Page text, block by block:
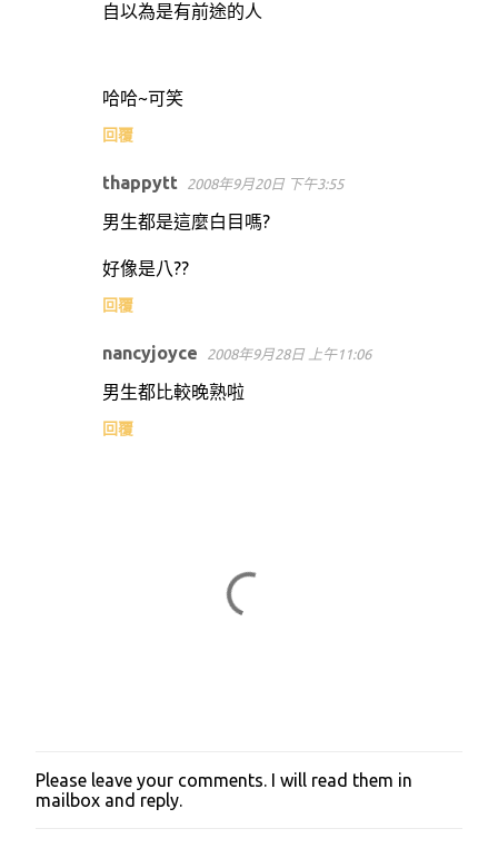
自以為是有前途的人
哈哈~可笑
回覆
thappytt 2008年9月20日 下午3:55
男生都是這麼白目嗎?
好像是八??
回覆
nancyjoyce 2008年9月28日 上午11:06
男生都比較晚熟啦
回覆
張
Please leave your comments. I will read them in
mailbox and reply.